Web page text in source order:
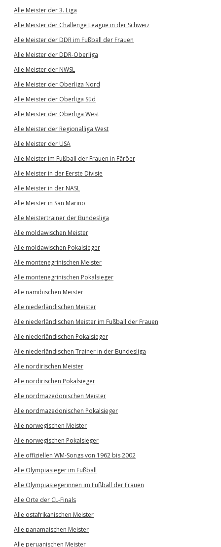
Alle Meister der 3. Liga
Alle Meister der Challenge League in der Schweiz
Alle Meister der DDR im Fußball der Frauen
Alle Meister der DDR-Oberliga
Alle Meister der NWSL
Alle Meister der Oberliga Nord
Alle Meister der Oberliga Süd
Alle Meister der Oberliga West
Alle Meister der Regionalliga West
Alle Meister der USA
Alle Meister im Fußball der Frauen in Färöer
Alle Meister in der Eerste Divisie
Alle Meister in der NASL
Alle Meister in San Marino
Alle Meistertrainer der Bundesliga
Alle moldawischen Meister
Alle moldawischen Pokalsieger
Alle montenegrinischen Meister
Alle montenegrinischen Pokalsieger
Alle namibischen Meister
Alle niederländischen Meister
Alle niederländischen Meister im Fußball der Frauen
Alle niederländischen Pokalsieger
Alle niederländischen Trainer in der Bundesliga
Alle nordirischen Meister
Alle nordirischen Pokalsieger
Alle nordmazedonischen Meister
Alle nordmazedonischen Pokalsieger
Alle norwegischen Meister
Alle norwegischen Pokalsieger
Alle offiziellen WM-Songs von 1962 bis 2002
Alle Olympiasieger im Fußball
Alle Olympiasiegerinnen im Fußball der Frauen
Alle Orte der CL-Finals
Alle ostafrikanischen Meister
Alle panamaischen Meister
Alle peruanischen Meister